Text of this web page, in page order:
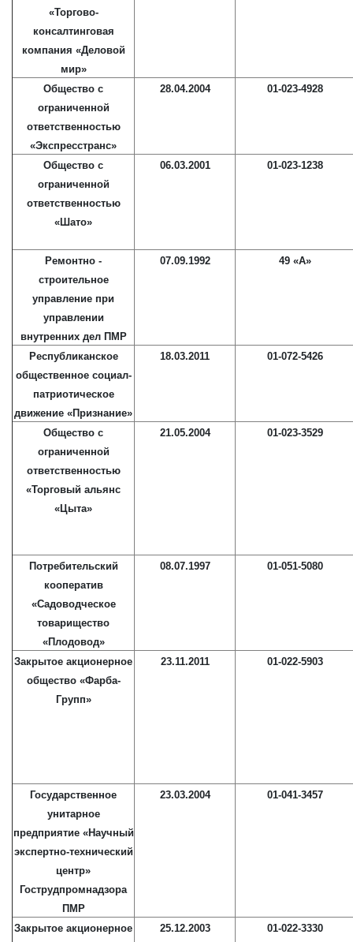
«Торгово-
консалтинговая
компания «Деловой
мир»
Общество с
ограниченной
ответственностью
«Экспресстранс»
28.04.2004 01-023-4928
Общество с
ограниченной
ответственностью
«Шато»
06.03.2001 01-023-1238
Ремонтно -
строительное
управление при
управлении
внутренних дел ПМР
07.09.1992 49 «А»
Республиканское
общественное социал-
патриотическое
движение «Признание»
18.03.2011 01-072-5426
Общество с
ограниченной
ответственностью
«Торговый альянс
«Цыта»
21.05.2004 01-023-3529
Потребительский
кооператив
«Садоводческое
товарищество
«Плодовод»
08.07.1997 01-051-5080
Закрытое акционерное
общество «Фарба-
Групп»
23.11.2011 01-022-5903
Государственное
унитарное
предприятие «Научный
экспертно-технический
центр»
Гострудпромнадзора
ПМР
23.03.2004 01-041-3457
Закрытое акционерное
25.12.2003 01-022-3330